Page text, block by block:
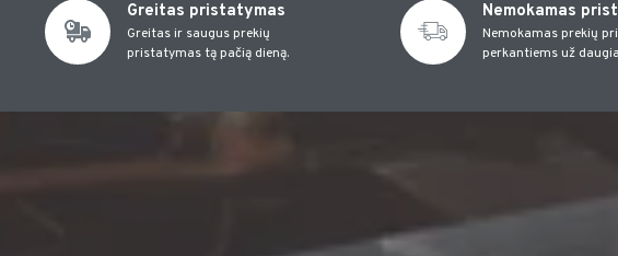
Greitas pristatymas
Greitas ir saugus prekių
pristatymas tą pačią dieną.
Nemokamas
Nemokamas prekių
perkantiems už